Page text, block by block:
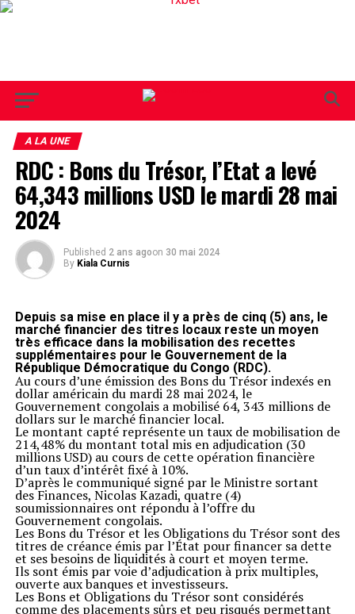
A LA UNE
RDC : Bons du Trésor, l’Etat a levé
64,343 millions USD le mardi 28 mai
2024
Published 2 ans agoon 30 mai 2024
By Kiala Curnis
Depuis sa mise en place il y a près de cinq (5) ans, le
marché financier des titres locaux reste un moyen
très efficace dans la mobilisation des recettes
supplémentaires pour le Gouvernement de la
République Démocratique du Congo (RDC).
Au cours d’une émission des Bons du Trésor indexés en
dollar américain du mardi 28 mai 2024, le
Gouvernement congolais a mobilisé 64, 343 millions de
dollars sur le marché financier local.
Le montant capté représente un taux de mobilisation de
214,48% du montant total mis en adjudication (30
millions USD) au cours de cette opération financière
d’un taux d’intérêt fixé à 10%.
D’après le communiqué signé par le Ministre sortant
des Finances, Nicolas Kazadi, quatre (4)
soumissionnaires ont répondu à l’offre du
Gouvernement congolais.
Les Bons du Trésor et les Obligations du Trésor sont des
titres de créance émis par l’État pour financer sa dette
et ses besoins de liquidités à court et moyen terme.
Ils sont émis par voie d’adjudication à prix multiples,
ouverte aux banques et investisseurs.
Les Bons et Obligations du Trésor sont considérés
comme des placements sûrs et peu risqués permettant